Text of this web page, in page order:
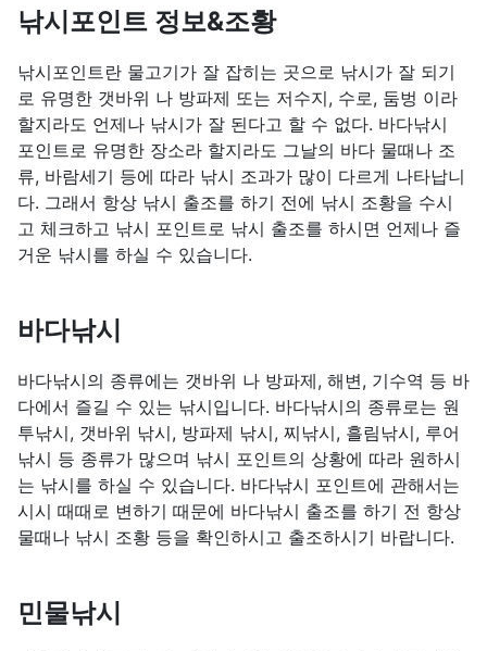
낚시포인트 정보&조황
낚시포인트란 물고기가 잘 잡히는 곳으로 낚시가 잘 되기
로 유명한 갯바위 나 방파제 또는 저수지, 수로, 둠벙 이라
할지라도 언제나 낚시가 잘 된다고 할 수 없다. 바다낚시
포인트로 유명한 장소라 할지라도 그날의 바다 물때나 조
류, 바람세기 등에 따라 낚시 조과가 많이 다르게 나타납니
다. 그래서 항상 낚시 출조를 하기 전에 낚시 조황을 수시
고 체크하고 낚시 포인트로 낚시 출조를 하시면 언제나 즐
거운 낚시를 하실 수 있습니다.
바다낚시
바다낚시의 종류에는 갯바위 나 방파제, 해변, 기수역 등 바
다에서 즐길 수 있는 낚시입니다. 바다낚시의 종류로는 원
투낚시, 갯바위 낚시, 방파제 낚시, 찌낚시, 흘림낚시, 루어
낚시 등 종류가 많으며 낚시 포인트의 상황에 따라 원하시
는 낚시를 하실 수 있습니다. 바다낚시 포인트에 관해서는
시시 때때로 변하기 때문에 바다낚시 출조를 하기 전 항상
물때나 낚시 조황 등을 확인하시고 출조하시기 바랍니다.
민물낚시